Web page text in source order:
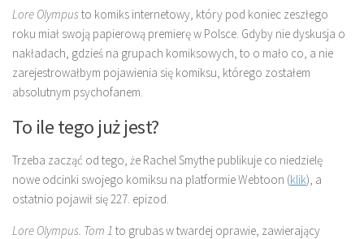
Lore Olympus to komiks internetowy, który pod koniec zeszłego
roku miał swoją papierową premierę w Polsce. Gdyby nie dyskusja o
nakładach, gdzieś na grupach komiksowych, to o mało co, a nie
zarejestrowałbym pojawienia się komiksu, którego zostałem
absolutnym psychofanem.
To ile tego już jest?
Trzeba zacząć od tego, że Rachel Smythe publikuje co niedzielę
nowe odcinki swojego komiksu na platformie Webtoon (klik), a
ostatnio pojawił się 227. epizod.
Lore Olympus. Tom 1 to grubas w twardej oprawie, zawierający